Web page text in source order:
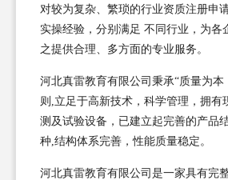
对较为复杂、繁琐的行业资质注册申
实操经验，分别满足 不同行业，为各
之提供合理、多方面的专业服务。
河北真雷教育有限公司秉承“质量为本
则,立足于高新技术，科学管理，拥有
测及试验设备，已建立起完善的产品
种,结构体系完善，性能质量稳定。
河北真雷教育有限公司是一家具有完